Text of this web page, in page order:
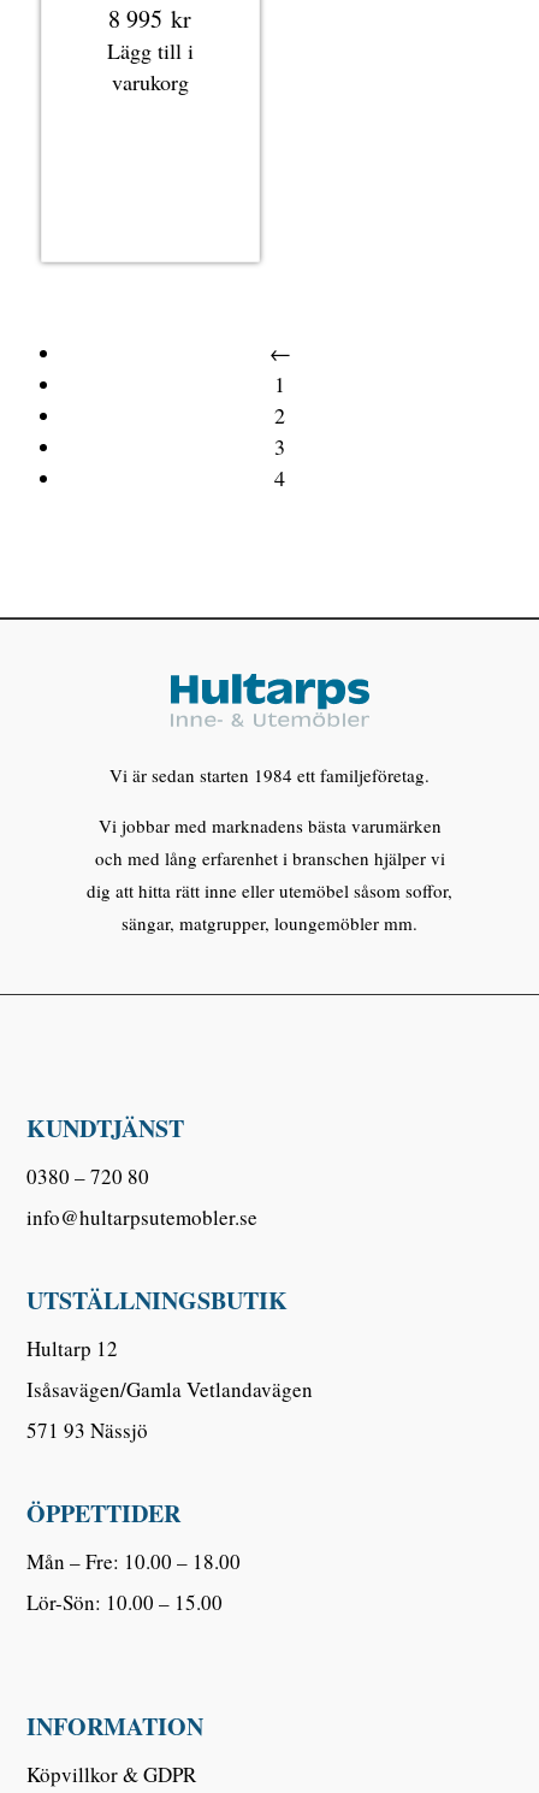
8 995kr
Lägg till i
varukorg
←
1
2
3
4
Vi är sedan starten 1984 ett familjeföretag.
Vi jobbar med marknadens bästa varumärken
och med lång erfarenhet i branschen hjälper vi
dig att hitta rätt inne eller utemöbel såsom soffor,
sängar, matgrupper, loungemöbler mm.
KUNDTJÄNST
0380 – 720 80
info@hultarpsutemobler.se
UTSTÄLLNINGSBUTIK
Hultarp 12
Isåsavägen/Gamla Vetlandavägen
571 93 Nässjö
ÖPPETTIDER
Mån – Fre: 10.00 – 18.00
Lör-Sön: 10.00 – 15.00
INFORMATION
Köpvillkor & GDPR